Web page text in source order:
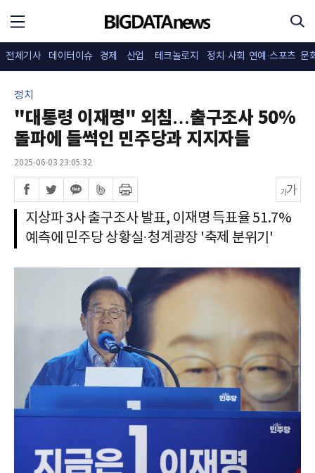
전체기사 데이터이슈 경제 산업 테크놀로지 정치·사회 연예·스포츠 문
정치
"대통령 이재명" 외침…출구조사 50%
돌파에 들썩인 민주당과 지지자들
2025-06-03 23:05:32
지상파 3사 출구조사 발표, 이재명 득표율 51.7%
예측에 민주당 상황실·청계광장 '축제 분위기'